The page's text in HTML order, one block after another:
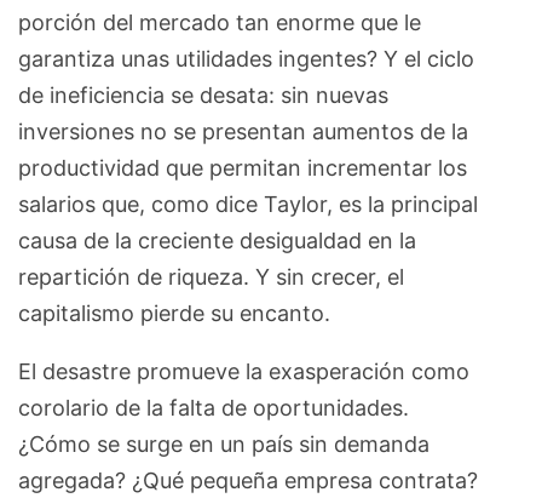
porción del mercado tan enorme que le
garantiza unas utilidades ingentes? Y el ciclo
de ineficiencia se desata: sin nuevas
inversiones no se presentan aumentos de la
productividad que permitan incrementar los
salarios que, como dice Taylor, es la principal
causa de la creciente desigualdad en la
repartición de riqueza. Y sin crecer, el
capitalismo pierde su encanto.
El desastre promueve la exasperación como
corolario de la falta de oportunidades.
¿Cómo se surge en un país sin demanda
agregada? ¿Qué pequeña empresa contrata?